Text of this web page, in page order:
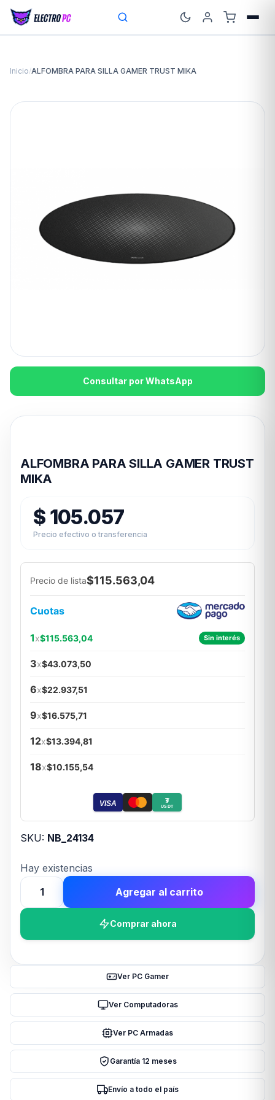
Inicio/ALFOMBRA PARA SILLA GAMER TRUST MIKA
Consultar por WhatsApp
ALFOMBRA PARA SILLA GAMER TRUST
MIKA
$ 105.057
Precio efectivo o transferencia
Precio de lista$115.563,04
Cuotas
1x$115.563,04 Sin interés
3x$43.073,50
6x$22.937,51
9x$16.575,71
12x$13.394,81
18x$10.155,54
VISA ₮
USDT
SKU: NB_24134
Hay existencias
ALFOMBRA
PARA
cantidad
Agregar al carrito
Comprar ahora
Ver PC Gamer
Ver Computadoras
Ver PC Armadas
Garantía 12 meses
Envío a todo el país